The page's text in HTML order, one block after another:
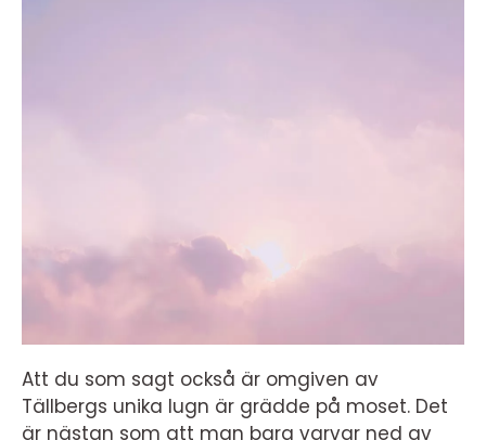
Att du som sagt också är omgiven av
Tällbergs unika lugn är grädde på moset. Det
är nästan som att man bara varvar ned av